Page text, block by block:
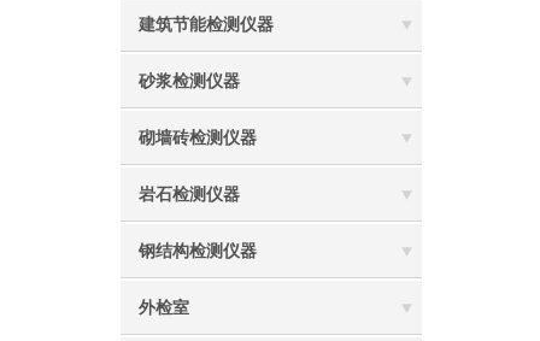
建筑节能检测仪器
砂浆检测仪器
砌墙砖检测仪器
岩石检测仪器
钢结构检测仪器
外检室